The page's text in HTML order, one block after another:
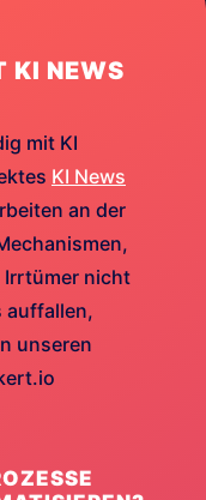
KI NEWS
mit KI
KI News
an der
Irrtümer nicht
auffallen,
unseren